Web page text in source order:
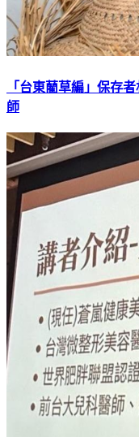
「台東藺草編」保存
師